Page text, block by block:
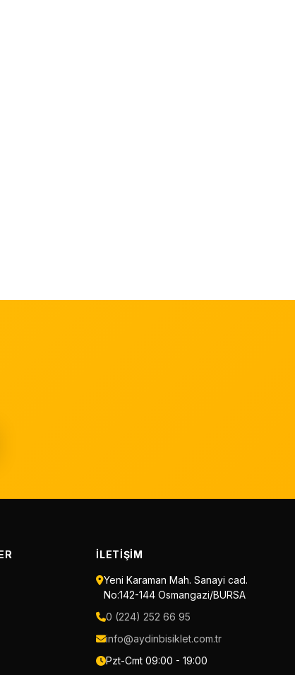
İLETIŞIM
Yeni Karaman Mah. Sanayi cad.
No:142-144 Osmangazi/BURSA
0 (224) 252 66 95
info@aydinbisiklet.com.tr
Pzt-Cmt 09:00 - 19:00